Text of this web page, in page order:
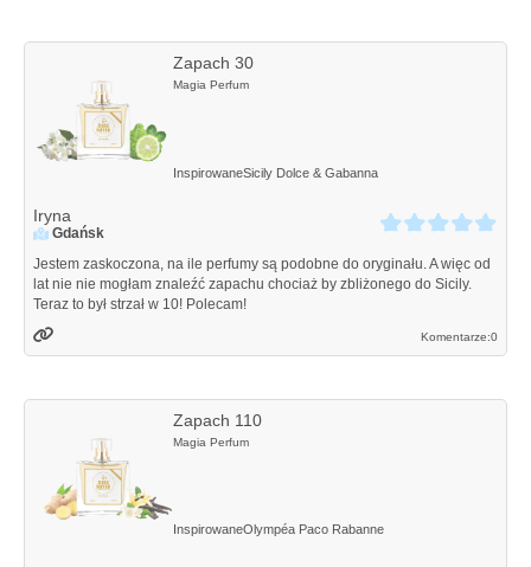
Zapach 30
Magia Perfum
InspirowaneSicily Dolce & Gabanna
Iryna
Gdańsk
Jestem zaskoczona, na ile perfumy są podobne do oryginału. A więc od
lat nie nie mogłam znaleźć zapachu chociaż by zbliżonego do Sicily.
Teraz to był strzał w 10! Polecam!
Komentarze:0
Zapach 110
Magia Perfum
InspirowaneOlympéa Paco Rabanne